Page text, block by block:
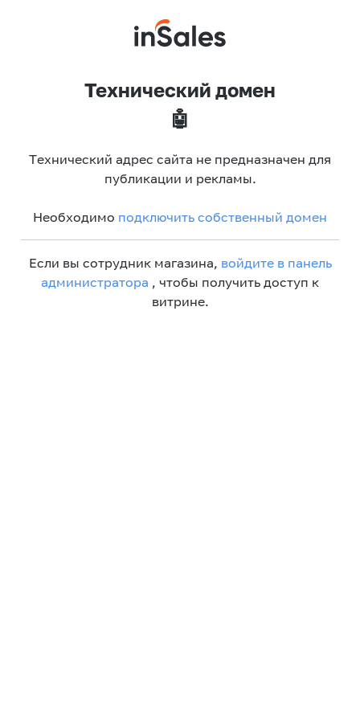
Технический домен
🤖
Технический адрес сайта не предназначен для
публикации и рекламы.
Необходимо подключить собственный домен
Если вы сотрудник магазина, войдите в панель
администратора , чтобы получить доступ к
витрине.